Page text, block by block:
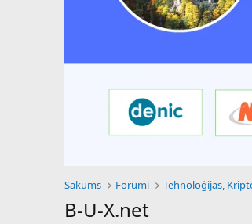
Sākums Forumi
B-U-X.net